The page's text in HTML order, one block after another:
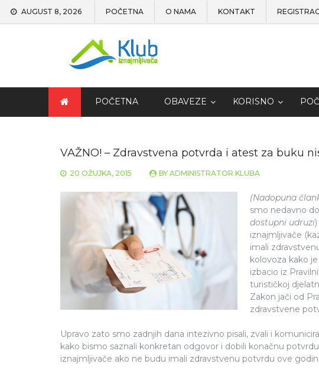
AUGUST 8, 2026 POČETNA O NAMA KONTAKT
POČETNA OBAVEZE KORISNO
VAŽNO! – Zdravstvena potvrda i atest za buku
20 OŽUJKA, 2015 BY ADMINISTRATOR KLUBA
(Nadopuna
smo nedavno
dostupni udruzi
iznajmljivače
imali
kolovoza kako
izbacio iz
turističkoj
Zakon jači od
zdravstvene
Upravo zato smo zadnjih dana intezivno pisali, zvali i
kako bismo saznali konkretan odgovor i dobili konačnu
iznajmljivače ako ne budu imali zdravstvenu potvrdu ove